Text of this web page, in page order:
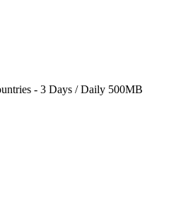
- 3 Days / Daily 500MB